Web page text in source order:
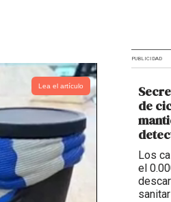
Lea el artículo
PUBLICIDAD
de
Los
el